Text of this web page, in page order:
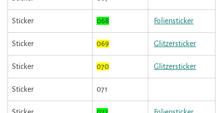
Sticker 068 Foliensticker
Sticker 069 Glitzersticker
Sticker 070 Glitzersticker
Sticker 071